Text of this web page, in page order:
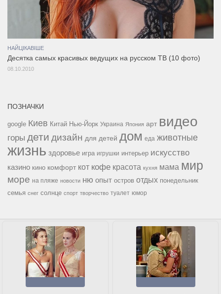
НАЙЦІКАВІШЕ
Десятка самых красивых ведущих на русском ТВ (10 фото)
08.10.2010
ПОЗНАЧКИ
google Киев Китай Нью-Йорк Украина Япония арт видео
горы дети дизайн для детей дом еда животные
жизнь здоровье игра игрушки интерьер искусство
казино кино комфорт кот кофе красота кухня мама мир
море на пляже новости ню опыт остров отдых понедельник
семья снег солнце спорт творчество туалет юмор